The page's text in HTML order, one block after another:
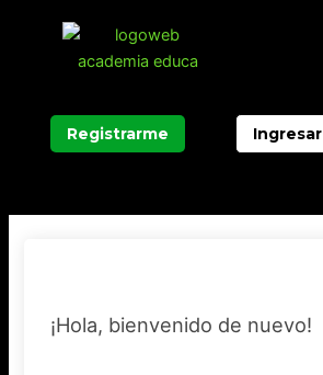
Registrarme Ingresar
¡Hola, bienvenido de nuevo!